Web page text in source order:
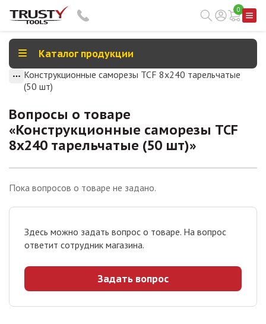
0
Каталог продукции
Конструкционные саморезы TCF 8х240 тарельчатые
(50 шт)
Вопросы о товаре
«Конструкционные саморезы TCF
8х240 тарельчатые (50 шт)»
Здесь можно задать вопрос о товаре. На вопрос
ответит сотрудник магазина.
Задать вопрос
Пока вопросов о товаре не задано.